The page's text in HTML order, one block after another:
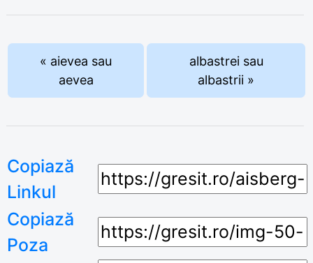
« aievea sau
aevea
albastrei sau
albastrii »
Copiază
Linkul
Copiază
Poza